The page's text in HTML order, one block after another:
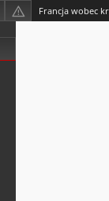
Francja wobec